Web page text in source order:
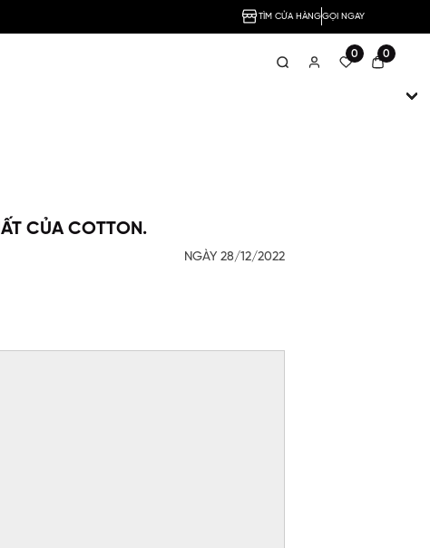
TÌM CỬA HÀNGGỌI NGAY
0 0
CỦA COTTON.
NGÀY 28/12/2022